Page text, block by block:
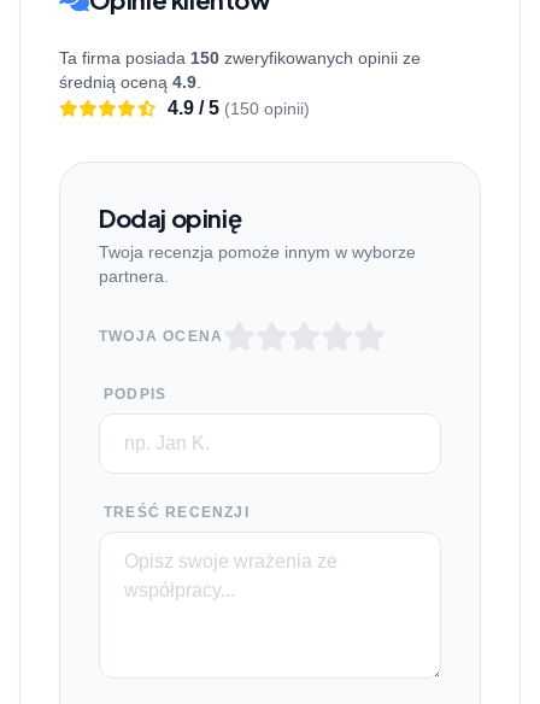
Ta firma posiada 150 zweryfikowanych opinii ze
średnią oceną 4.9
4.9 / 5 (150 opinii)
Dodaj opinię
Twoja recenzja pomoże innym w wyborze
partnera.
TWOJA OCENA
PODPIS
TREŚĆ RECENZJI